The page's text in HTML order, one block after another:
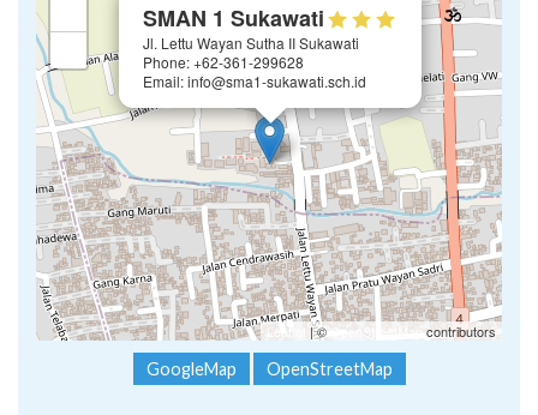
SMAN 1 Sukawati
Jl. Lettu Wayan Sutha II Sukawati
Phone: +62-361-299628
Email: info@sma1-sukawati.sch.id
Leaflet | ©OpenStreetMap contributors
GoogleMap OpenStreetMap